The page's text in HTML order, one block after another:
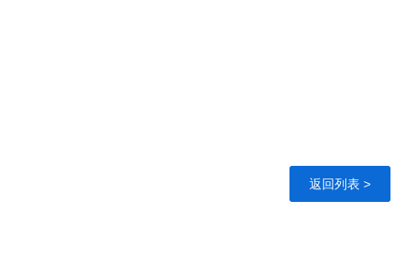
返回列表 >